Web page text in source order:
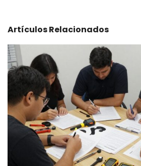
Artículos Relacionados